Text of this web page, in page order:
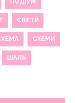
ПОДІУМ
СВЕТР
СХЕМИ
ШАЛЬ